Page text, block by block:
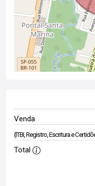
Venda
(ITBI, Registro, Escritura e
Total